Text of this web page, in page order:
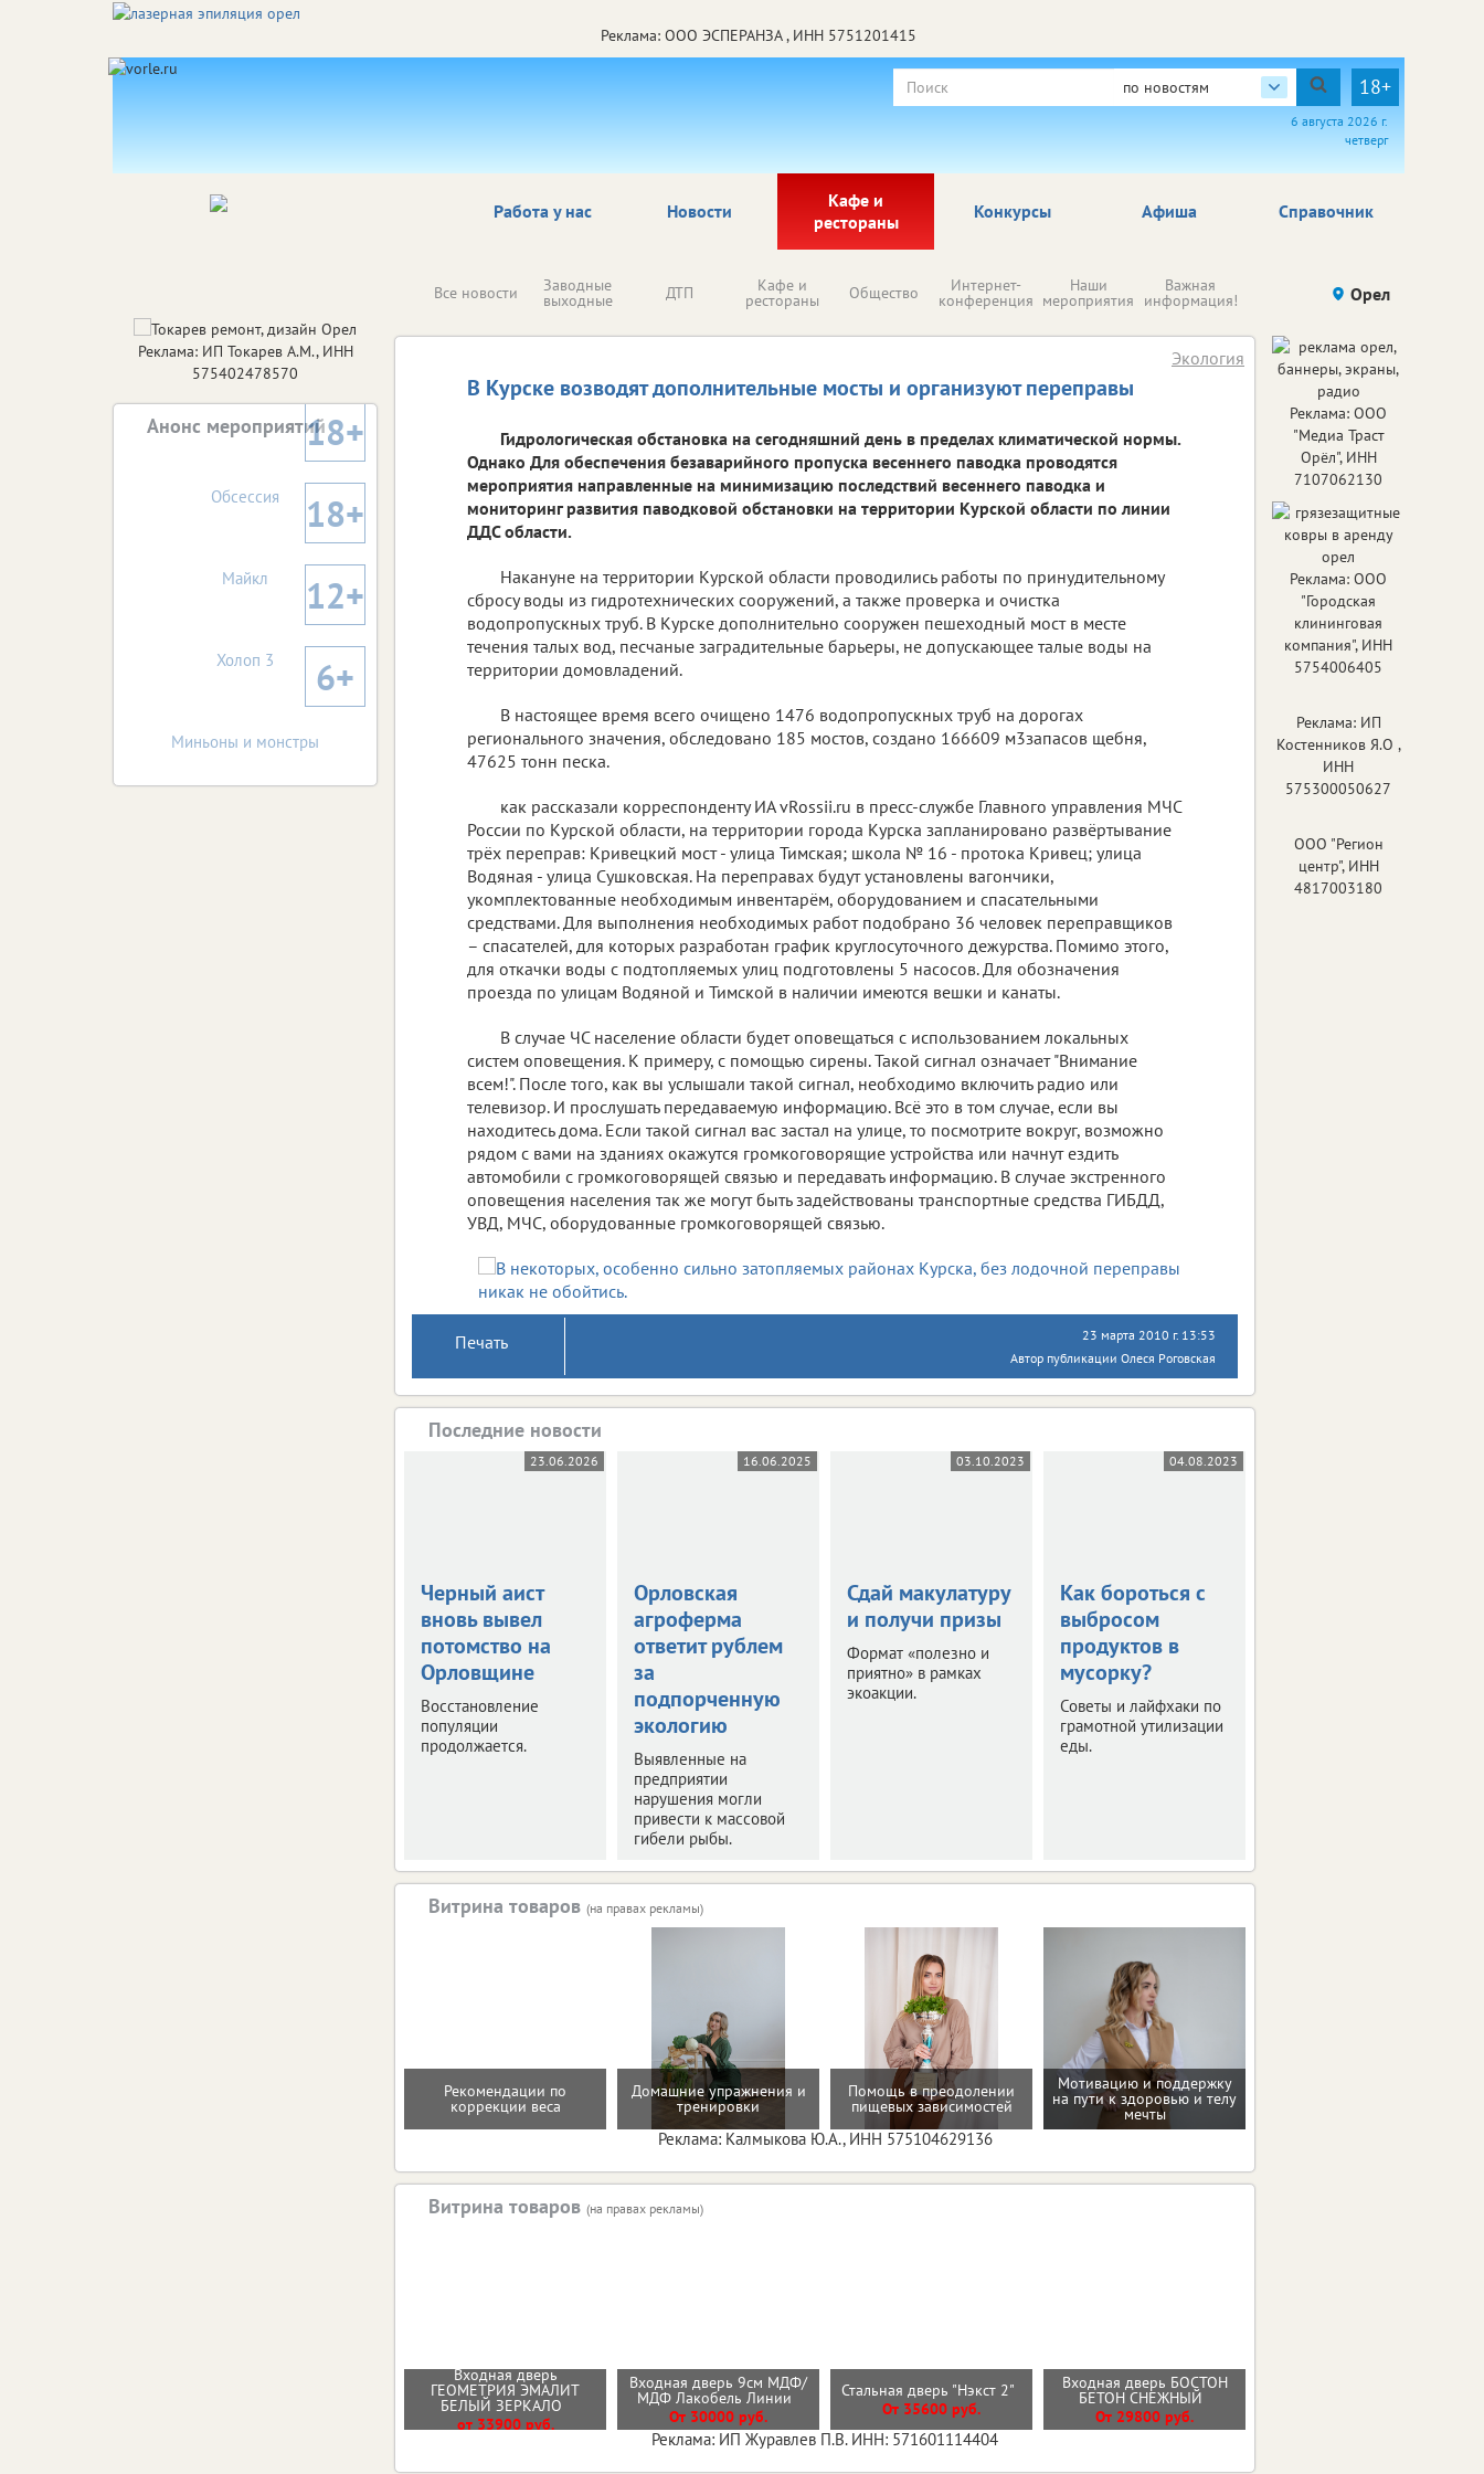
Реклама: ООО ЭСПЕРАНЗА , ИНН 5751201415
по новостям 18+
6 августа 2026 г.
четверг
Работа у нас Новости
Кафе и
рестораны
Афиша Справочник
Конкурсы
Все новости Заводные
выходные ДТП Кафе и
рестораны Общество Интернет-
конференция
Наши
мероприятия
Важная
информация! Происшествия Здоровье
Орел
В Курске возводят дополнительные мосты и организуют переправы
Экология
Гидрологическая обстановка на сегодняшний день в пределах климатической нормы.
Однако Для обеспечения безаварийного пропуска весеннего паводка проводятся
мероприятия направленные на минимизацию последствий весеннего паводка и
мониторинг развития паводковой обстановки на территории Курской области по линии
ДДС области.
Накануне на территории Курской области проводились работы по принудительному
сбросу воды из гидротехнических сооружений, а также проверка и очистка
водопропускных труб. В Курске дополнительно сооружен пешеходный мост в месте
течения талых вод, песчаные заградительные барьеры, не допускающее талые воды на
территории домовладений.
В настоящее время всего очищено 1476 водопропускных труб на дорогах
регионального значения, обследовано 185 мостов, создано 166609 м3запасов щебня,
47625 тонн песка.
как рассказали корреспонденту ИА vRossii.ru в пресс-службе Главного управления МЧС
России по Курской области, на территории города Курска запланировано развёртывание
трёх переправ: Кривецкий мост - улица Тимская; школа № 16 - протока Кривец; улица
Водяная - улица Сушковская. На переправах будут установлены вагончики,
укомплектованные необходимым инвентарём, оборудованием и спасательными
средствами. Для выполнения необходимых работ подобрано 36 человек переправщиков
– спасателей, для которых разработан график круглосуточного дежурства. Помимо этого,
для откачки воды с подтопляемых улиц подготовлены 5 насосов. Для обозначения
проезда по улицам Водяной и Тимской в наличии имеются вешки и канаты.
В случае ЧС население области будет оповещаться с использованием локальных
систем оповещения. К примеру, с помощью сирены. Такой сигнал означает "Внимание
всем!". После того, как вы услышали такой сигнал, необходимо включить радио или
телевизор. И прослушать передаваемую информацию. Всё это в том случае, если вы
находитесь дома. Если такой сигнал вас застал на улице, то посмотрите вокруг, возможно
рядом с вами на зданиях окажутся громкоговорящие устройства или начнут ездить
автомобили с громкоговорящей связью и передавать информацию. В случае экстренного
оповещения населения так же могут быть задействованы транспортные средства ГИБДД,
УВД, МЧС, оборудованные громкоговорящей связью.
Печать
23 марта 2010 г. 13:53
Автор публикации Олеся Роговская
Последние новости
23.06.2026
Черный аист
вновь вывел
потомство на
Орловщине
Восстановление
популяции
продолжается.
16.06.2025
Орловская
агроферма
ответит рублем
за
подпорченную
экологию
Выявленные на
предприятии
нарушения могли
привести к массовой
гибели рыбы.
03.10.2023
Сдай макулатуру
и получи призы
Формат «полезно и
приятно» в рамках
экоакции.
04.08.2023
Как бороться с
выбросом
продуктов в
мусорку?
Советы и лайфхаки по
грамотной утилизации
еды.
Витрина товаров (на правах рекламы)
Рекомендации по
коррекции веса
Домашние упражнения и
тренировки
Помощь в преодолении
пищевых зависимостей
Мотивацию и поддержку
на пути к здоровью и телу
мечты
Реклама: Калмыкова Ю.А., ИНН 575104629136
Витрина товаров (на правах рекламы)
Входная дверь
ГЕОМЕТРИЯ ЭМАЛИТ
БЕЛЫЙ ЗЕРКАЛО
от 33900 руб.
Входная дверь 9см МДФ/
МДФ Лакобель Линии
От 30000 руб.
Стальная дверь "Нэкст 2"
От 35600 руб.
Входная дверь БОСТОН
БЕТОН СНЕЖНЫЙ
От 29800 руб.
Реклама: ИП Журавлев П.В. ИНН: 571601114404
Реклама: ИП Токарев А.М., ИНН
575402478570
Анонс мероприятий18+
Обсессия 18+
Майкл 12+
Холоп 3 6+
Миньоны и монстры
Реклама: ООО
"Медиа Траст
Орёл", ИНН
7107062130
Реклама: ООО
"Городская
клининговая
компания", ИНН
5754006405
Реклама: ИП
Костенников Я.О ,
ИНН
575300050627
ООО "Регион
центр", ИНН
4817003180